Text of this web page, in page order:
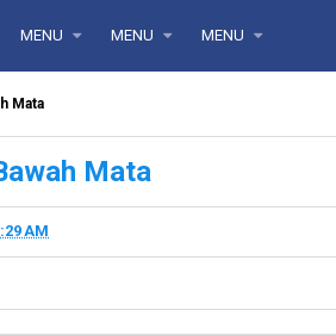
MENU MENU MENU
Mata
Mata
AM